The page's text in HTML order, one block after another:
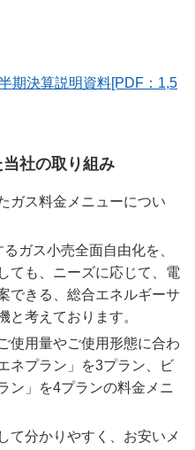
期決算説明資料[PDF：1,5
社の取り組み
ガス料金メニューについ
ガス小売全面自由化を、
ても、ニーズに応じて、電
できる、総合エネルギーサ
と考えております。
使用量やご使用形態に合わ
ネプラン」を3プラン、ビ
ン」を4プランの料金メニ
て分かりやすく、お安いメ